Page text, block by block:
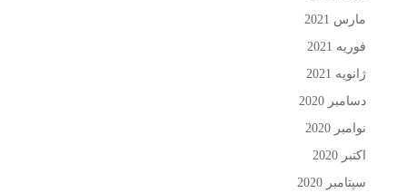
مارس 2021
فوریه 2021
ژانویه 2021
دسامبر 2020
نوامبر 2020
اکتبر 2020
سپتامبر 2020